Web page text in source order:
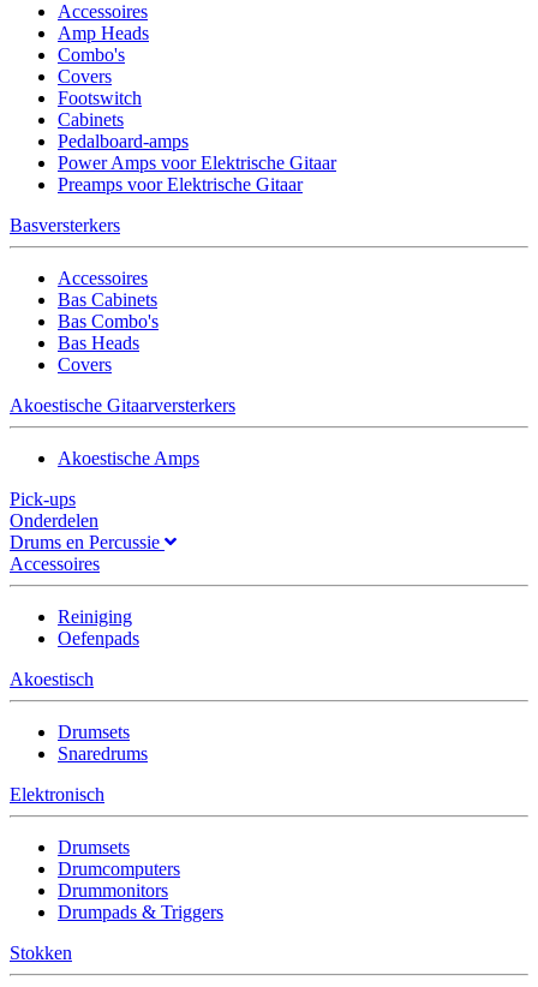
Accessoires
Amp Heads
Combo's
Covers
Footswitch
Cabinets
Pedalboard-amps
Power Amps voor Elektrische Gitaar
Preamps voor Elektrische Gitaar
Basversterkers
Accessoires
Bas Cabinets
Bas Combo's
Bas Heads
Covers
Akoestische Gitaarversterkers
Akoestische Amps
Pick-ups
Onderdelen
Drums en Percussie
Accessoires
Reiniging
Oefenpads
Akoestisch
Drumsets
Snaredrums
Elektronisch
Drumsets
Drumcomputers
Drummonitors
Drumpads & Triggers
Stokken